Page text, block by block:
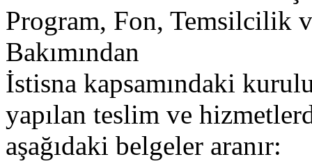
Program, Fon, Temsilcilik
Bakımından
İstisna kapsamındaki
yapılan teslim ve
aşağıdaki belgeler aranır: